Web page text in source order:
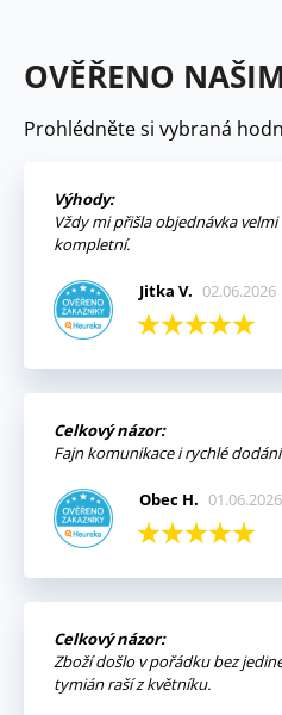
OVĚŘENO
Prohlédněte si vybraná
Výhody:
Vždy mi přišla objednávka
kompletní.
Jitka V. 02.06.2026
Celkový názor:
Fajn komunikace i rychlé
Obec H. 01.06.2026
Celkový názor:
Zboží došlo v pořádku bez
tymián raší z květníku.